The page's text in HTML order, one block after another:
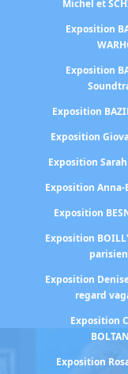
Michel et
Exposition
Exposition
Exposition
Exposition
Exposition Sarah
Exposition Anna-
Exposition
Exposition
Exposition
regard
Exposition
Exposition